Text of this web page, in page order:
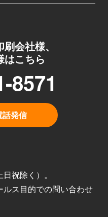
会社様、
はこちら
8571
話発信
祝除く）。
ス目的での問い合わせ